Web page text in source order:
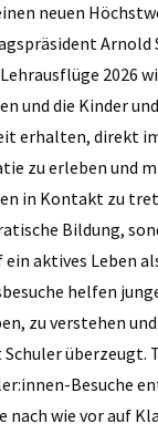
neuen
Arnold
2026
und die Kinder
erhalten, direkt
zu erleben und
in Kontakt zu
Bildung,
aktives Leben
helfen
zu verstehen
überzeugt.
Besuche
nach wie vor auf